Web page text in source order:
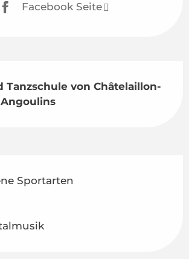
Facebook Seite
Tanzschule von Châtelaillon-
Sportarten